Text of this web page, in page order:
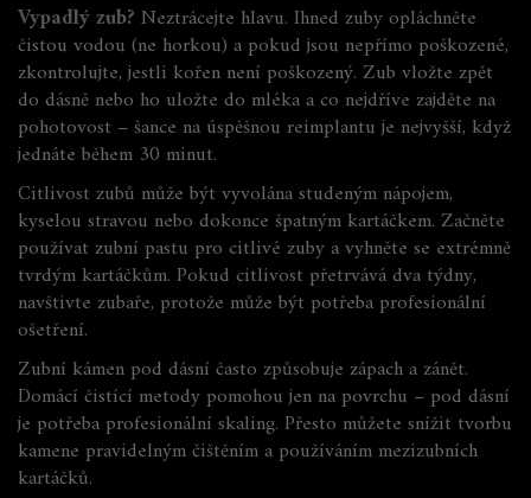
Vypadlý zub? Neztrácejte hlavu. Ihned zuby opláchněte
čistou vodou (ne horkou) a pokud jsou nepřímo poškozené,
zkontrolujte, jestli kořen není poškozený. Zub vložte zpět
do dásně nebo ho uložte do mléka a co nejdříve zajděte na
pohotovost – šance na úspěšnou reimplantu je nejvyšší, když
jednáte během 30 minut.
Citlivost zubů může být vyvolána studeným nápojem,
kyselou stravou nebo dokonce špatným kartáčkem. Začněte
používat zubní pastu pro citlivé zuby a vyhněte se extrémně
tvrdým kartáčkům. Pokud citlivost přetrvává dva týdny,
navštivte zubaře, protože může být potřeba profesionální
ošetření.
Zubní kámen pod dásní často způsobuje zápach a zánět.
Domácí čistící metody pomohou jen na povrchu – pod dásní
je potřeba profesionální skaling. Přesto můžete snížit tvorbu
kamene pravidelným čištěním a používáním mezizubních
kartáčků.